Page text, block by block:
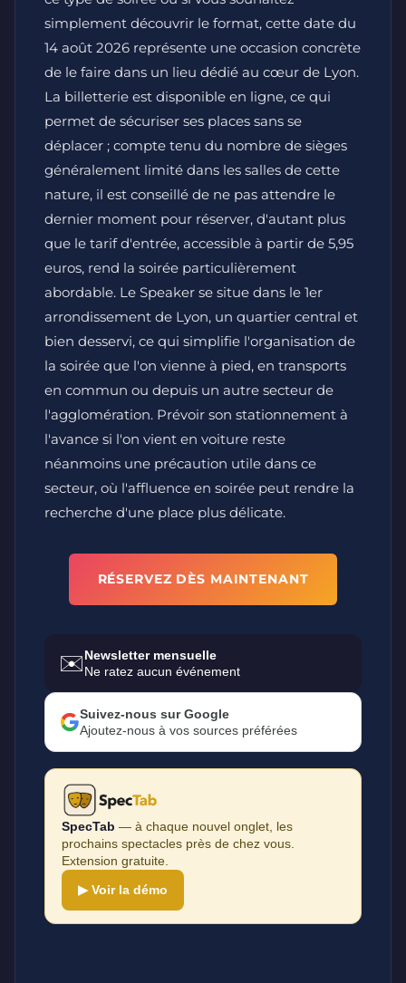
simplement découvrir le format, cette date du
14 août 2026 représente une occasion concrète
de le faire dans un lieu dédié au cœur de Lyon.
La billetterie est disponible en ligne, ce qui
permet de sécuriser ses places sans se
déplacer ; compte tenu du nombre de sièges
généralement limité dans les salles de cette
nature, il est conseillé de ne pas attendre le
dernier moment pour réserver, d'autant plus
que le tarif d'entrée, accessible à partir de 5,95
euros, rend la soirée particulièrement
abordable. Le Speaker se situe dans le 1er
arrondissement de Lyon, un quartier central et
bien desservi, ce qui simplifie l'organisation de
la soirée que l'on vienne à pied, en transports
en commun ou depuis un autre secteur de
l'agglomération. Prévoir son stationnement à
l'avance si l'on vient en voiture reste
néanmoins une précaution utile dans ce
secteur, où l'affluence en soirée peut rendre la
recherche d'une place plus délicate.
RÉSERVEZ DÈS MAINTENANT
✉️Newsletter mensuelle
Ne ratez aucun événement
Suivez-nous sur Google
Ajoutez-nous à vos sources préférées
SpecTab — à chaque nouvel onglet, les
prochains spectacles près de chez vous.
Extension gratuite.
▶ Voir la démo